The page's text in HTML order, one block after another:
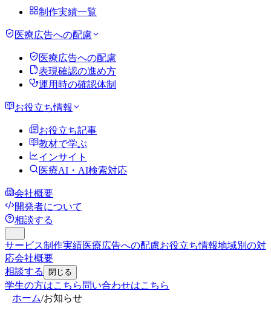
制作実績一覧
医療広告への配慮
医療広告への配慮
表現確認の進め方
運用時の確認体制
お役立ち情報
お役立ち記事
教材で学ぶ
インサイト
医療AI・AI検索対応
会社概要
開発者について
相談する
サービス制作実績医療広告への配慮お役立ち情報地域別の対
応会社概要
相談する
閉じる
学生の方はこちら 問い合わせはこちら
ホーム/お知らせ